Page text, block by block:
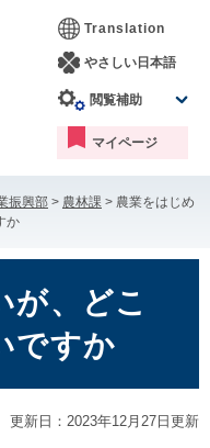
Translation
やさしい日本語
閲覧補助
マイページ
振興部 > 農林課 > 農業をはじめ
か
が、どこ
ですか
更新日：2023年12月27日更新